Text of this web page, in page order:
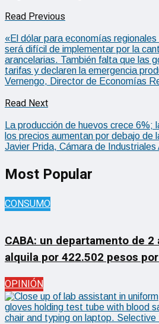
Read Previous
«El dólar para economías
será difícil de implementar por la
arancelarias. También falta que las
tarifas y declaren la emergencia
Vernengo, Director de Economías
Read Next
La producción de huevos crece
los precios aumentan por debajo de
Javier Prida, Cámara de Industriales
Most Popular
CONSUMO
CABA: un departamento de
alquila por 422.502 pesos
OPINIÓN